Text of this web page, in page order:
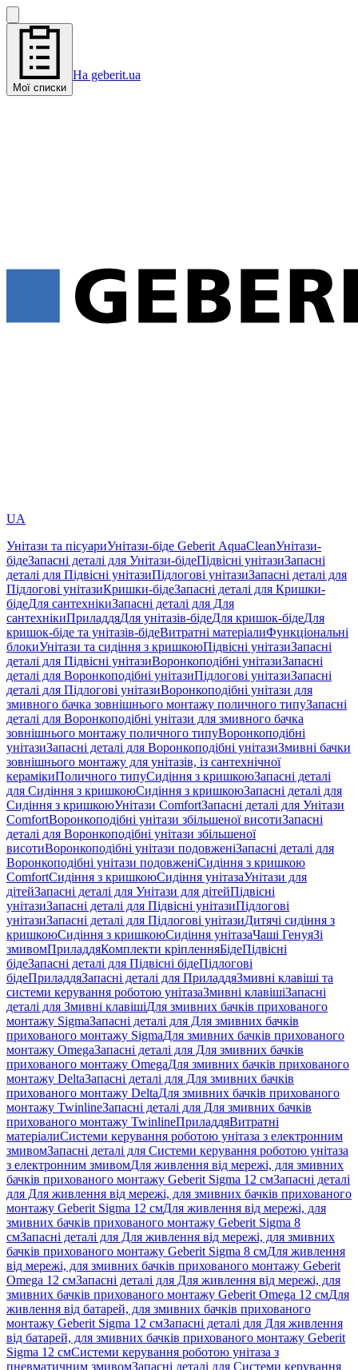
Мої списки
На geberit.ua
UA
Унітази та пісуариУнітази-біде Geberit AquaCleanУнітази-
бідеЗапасні деталі для Унітази-бідеПідвісні унітазиЗапасні
деталі для Підвісні унітазиПідлогові унітазиЗапасні деталі для
Підлогові унітазиКришки-бідеЗапасні деталі для Кришки-
бідеДля сантехнікиЗапасні деталі для Для
сантехнікиПриладдяДля унітазів-бідеДля кришок-бідеДля
кришок-біде та унітазів-бідеВитратні матеріалиФункціональні
блокиУнітази та сидіння з кришкоюПідвісні унітазиЗапасні
деталі для Підвісні унітазиВоронкоподібні унітазиЗапасні
деталі для Воронкоподібні унітазиПідлогові унітазиЗапасні
деталі для Підлогові унітазиВоронкоподібні унітази для
змивного бачка зовнішнього монтажу поличного типуЗапасні
деталі для Воронкоподібні унітази для змивного бачка
зовнішнього монтажу поличного типуВоронкоподібні
унітазиЗапасні деталі для Воронкоподібні унітазиЗмивні бачки
зовнішнього монтажу для унітазів, із сантехнічної
керамікиПоличного типуСидіння з кришкоюЗапасні деталі
для Сидіння з кришкоюСидіння з кришкоюЗапасні деталі для
Сидіння з кришкоюУнітази ComfortЗапасні деталі для Унітази
ComfortВоронкоподібні унітази збільшеної висотиЗапасні
деталі для Воронкоподібні унітази збільшеної
висотиВоронкоподібні унітази подовженіЗапасні деталі для
Воронкоподібні унітази подовженіСидіння з кришкою
ComfortСидіння з кришкоюСидіння унітазаУнітази для
дітейЗапасні деталі для Унітази для дітейПідвісні
унітазиЗапасні деталі для Підвісні унітазиПідлогові
унітазиЗапасні деталі для Підлогові унітазиДитячі сидіння з
кришкоюСидіння з кришкоюСидіння унітазаЧаші ГенуяЗі
змивомПриладдяКомплекти кріпленняБідеПідвісні
бідеЗапасні деталі для Підвісні бідеПідлогові
бідеПриладдяЗапасні деталі для ПриладдяЗмивні клавіші та
системи керування роботою унітазаЗмивні клавішіЗапасні
деталі для Змивні клавішіДля змивних бачків прихованого
монтажу SigmaЗапасні деталі для Для змивних бачків
прихованого монтажу SigmaДля змивних бачків прихованого
монтажу OmegaЗапасні деталі для Для змивних бачків
прихованого монтажу OmegaДля змивних бачків прихованого
монтажу DeltaЗапасні деталі для Для змивних бачків
прихованого монтажу DeltaДля змивних бачків прихованого
монтажу TwinlineЗапасні деталі для Для змивних бачків
прихованого монтажу TwinlineПриладдяВитратні
матеріалиСистеми керування роботою унітаза з електронним
змивомЗапасні деталі для Системи керування роботою унітаза
з електронним змивомДля живлення від мережі, для змивних
бачків прихованого монтажу Geberit Sigma 12 смЗапасні деталі
для Для живлення від мережі, для змивних бачків прихованого
монтажу Geberit Sigma 12 смДля живлення від мережі, для
змивних бачків прихованого монтажу Geberit Sigma 8
смЗапасні деталі для Для живлення від мережі, для змивних
бачків прихованого монтажу Geberit Sigma 8 смДля живлення
від мережі, для змивних бачків прихованого монтажу Geberit
Omega 12 смЗапасні деталі для Для живлення від мережі, для
змивних бачків прихованого монтажу Geberit Omega 12 смДля
живлення від батарей, для змивних бачків прихованого
монтажу Geberit Sigma 12 смЗапасні деталі для Для живлення
від батарей, для змивних бачків прихованого монтажу Geberit
Sigma 12 смСистеми керування роботою унітаза з
пневматичним змивомЗапасні деталі для Системи керування